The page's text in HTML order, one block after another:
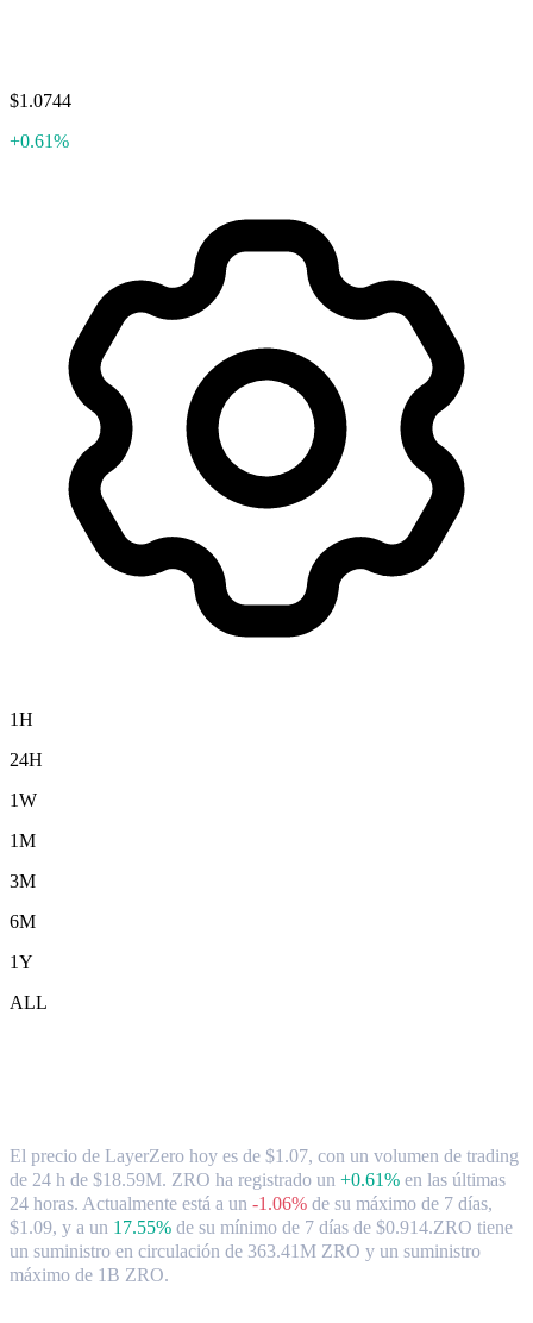
$1.0744
+0.61%
1H
24H
1W
1M
3M
6M
1Y
ALL
El precio de LayerZero hoy es de $1.07, con un volumen de trading
de 24 h de $18.59M. ZRO ha registrado un +0.61% en las últimas
24 horas. Actualmente está a un -1.06% de su máximo de 7 días,
$1.09, y a un 17.55% de su mínimo de 7 días de $0.914.ZRO tiene
un suministro en circulación de 363.41M ZRO y un suministro
máximo de 1B ZRO.